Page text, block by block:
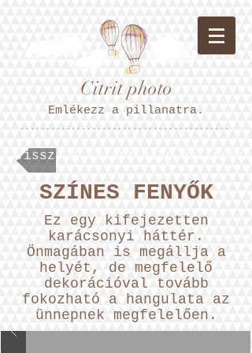
Citrit photo
Emlékezz a pillanatra.
*****************************************
Vissza a választható
SZÍNES FENYŐK
Ez egy kifejezetten
karácsonyi háttér.
Önmagában is megállja a
helyét, de megfelelő
dekorációval tovább
fokozható a hangulata az
ünnepnek megfelelően.